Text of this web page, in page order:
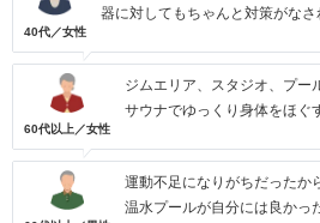
40代／女性
器に対してもちゃんと対策がなさ
60代以上／女性
ジムエリア、スタジオ、プー
サウナでゆっくり身体をほぐ
運動不足になりがちだったか
温水プールが自分には良かっ